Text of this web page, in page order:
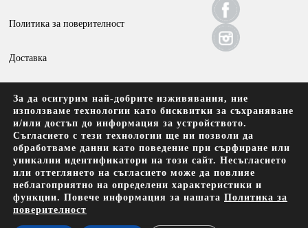
Политика за поверителност
Доставка
Връщане и анулиране
Amann Kaffee EOOD, Брезовско шосе 137, 4000 Пловдив
Безплатна доставка до офис на Спиди за поръчки над 69.90 лв с
За да осигурим най-добрите изживявания, ние
използваме технологии като бисквитки за съхраняване
и/или достъп до информация за устройството.
Съгласието с тези технологии ще ни позволи да
обработваме данни като поведение при сърфиране или
уникални идентификатори на този сайт. Несъгласието
или оттеглянето на съгласието може да повлияе
неблагоприятно на определени характеристики и
функции. Повече информация за нашата Политика за
поверителност